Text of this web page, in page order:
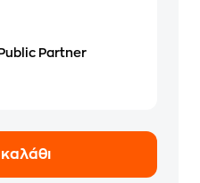
Public Partner